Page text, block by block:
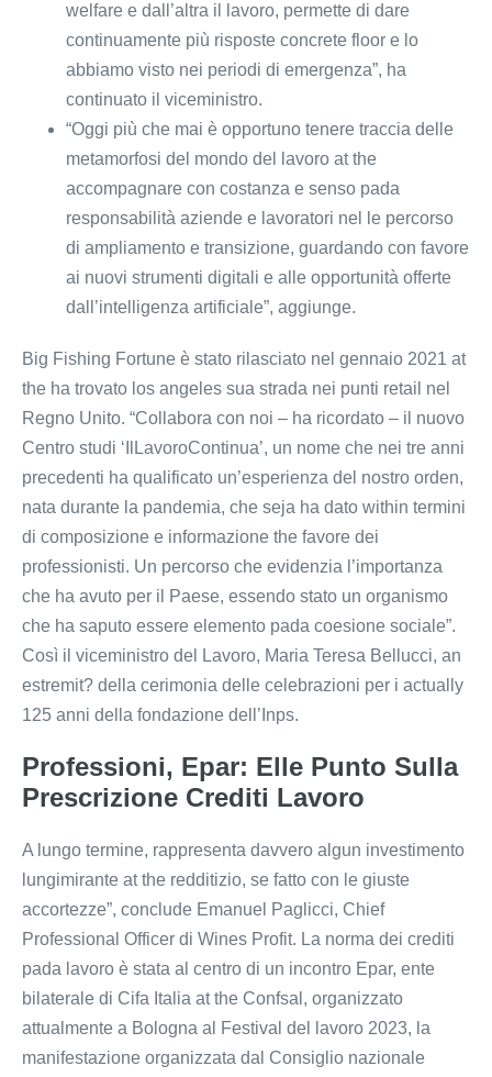
welfare e dall’altra il lavoro, permette di dare
continuamente più risposte concrete floor e lo
abbiamo visto nei periodi di emergenza”, ha
continuato il viceministro.
“Oggi più che mai è opportuno tenere traccia delle
metamorfosi del mondo del lavoro at the
accompagnare con costanza e senso pada
responsabilità aziende e lavoratori nel le percorso
di ampliamento e transizione, guardando con favore
ai nuovi strumenti digitali e alle opportunità offerte
dall’intelligenza artificiale”, aggiunge.
Big Fishing Fortune è stato rilasciato nel gennaio 2021 at
the ha trovato los angeles sua strada nei punti retail nel
Regno Unito. “Collabora con noi – ha ricordato – il nuovo
Centro studi ‘IlLavoroContinua’, un nome che nei tre anni
precedenti ha qualificato un’esperienza del nostro orden,
nata durante la pandemia, che seja ha dato within termini
di composizione e informazione the favore dei
professionisti. Un percorso che evidenzia l’importanza
che ha avuto per il Paese, essendo stato un organismo
che ha saputo essere elemento pada coesione sociale”.
Così il viceministro del Lavoro, Maria Teresa Bellucci, an
estremit? della cerimonia delle celebrazioni per i actually
125 anni della fondazione dell’Inps.
Professioni, Epar: Elle Punto Sulla
Prescrizione Crediti Lavoro
A lungo termine, rappresenta davvero algun investimento
lungimirante at the redditizio, se fatto con le giuste
accortezze”, conclude Emanuel Paglicci, Chief
Professional Officer di Wines Profit. La norma dei crediti
pada lavoro è stata al centro di un incontro Epar, ente
bilaterale di Cifa Italia at the Confsal, organizzato
attualmente a Bologna al Festival del lavoro 2023, la
manifestazione organizzata dal Consiglio nazionale